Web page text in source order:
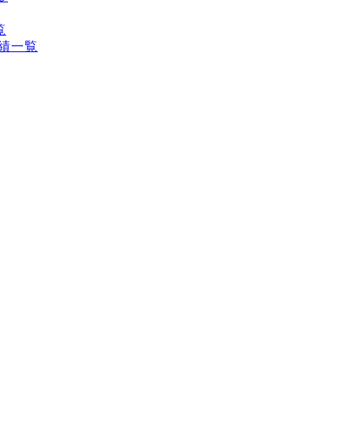
一覧